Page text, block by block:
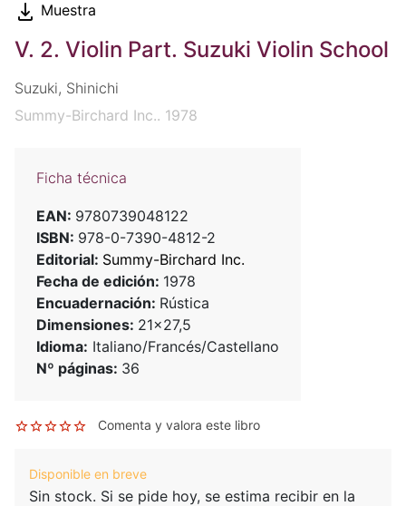
Muestra
V. 2. Violin Part. Suzuki Violin School
Suzuki, Shinichi
Summy-Birchard Inc.. 1978
Ficha técnica
EAN: 9780739048122
ISBN: 978-0-7390-4812-2
Editorial: Summy-Birchard Inc.
Fecha de edición: 1978
Encuadernación: Rústica
Dimensiones: 21x27,5
Idioma: Italiano/Francés/Castellano
Nº páginas: 36
Comenta y valora este libro
Disponible en breve
Sin stock. Si se pide hoy, se estima recibir en la